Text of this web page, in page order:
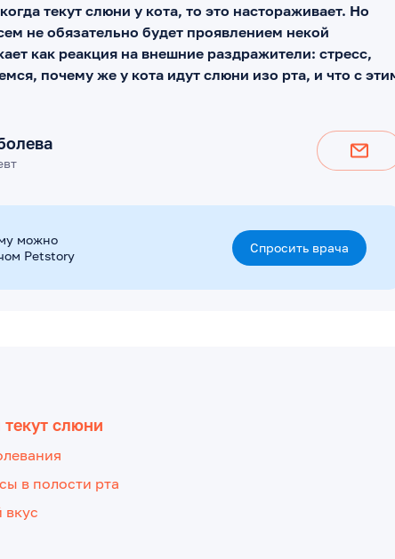
текут слюни у кота, то это настораживает. Но
не обязательно будет проявлением некой
как реакция на внешние раздражители: стресс,
почему же у кота идут слюни изо рта, и что с
можно
Petstory
Спросить врача
слюни
в полости рта
вкус